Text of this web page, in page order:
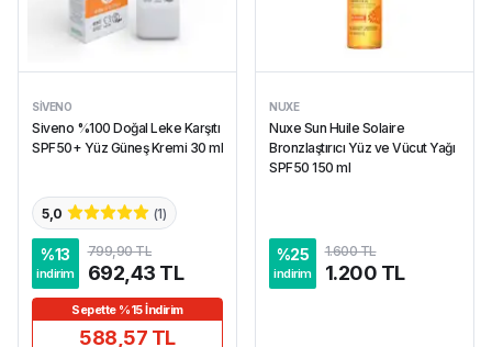
SIVENO
Siveno %100 Doğal Leke Karşıtı
SPF50+ Yüz Güneş Kremi 30 ml
5,0 (1)
%13
indirim
799,90 TL
692,43 TL
Sepette %15 İndirim
588,57 TL
NUXE
Nuxe Sun Huile Solaire
Bronzlaştırıcı Yüz ve Vücut Yağı
SPF50 150 ml
%25
indirim
1.600 TL
1.200 TL